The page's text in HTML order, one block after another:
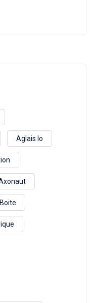
Aglais Io